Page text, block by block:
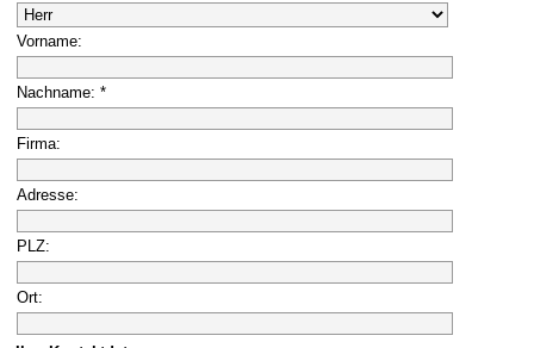
Vorname:
Nachname: *
Firma:
Adresse:
PLZ:
Ort: